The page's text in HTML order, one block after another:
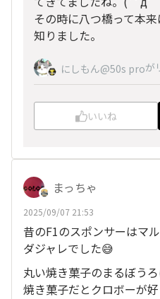
その時に八つ橋って本
知りました。
にしもん@50s proが
いいね
まっちゃ
2025/09/07 21:53
昔のF1のスポンサーはマ
ダジャレでした😅
丸い焼き菓子のまるぼう
焼き菓子だとクロボーが好